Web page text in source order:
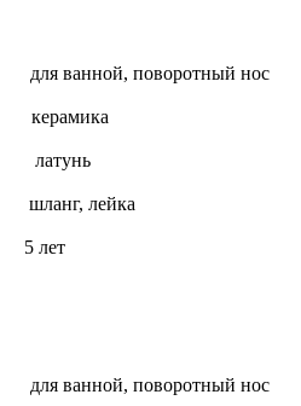
поворотный нос
латунь
лейка
поворотный нос